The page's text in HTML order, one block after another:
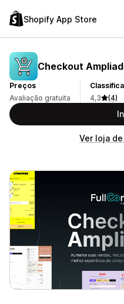
Shopify App Store
Checkout
Preços
Avaliação gratuita
4,3
(4)
Ver loja